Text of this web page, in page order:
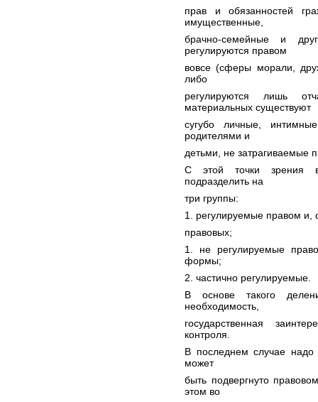
прав и обязанностей
имущественные,
брачно-семейные и
регулируются правом
вовсе (сферы морали,
либо
регулируются лишь
материальных существуют
сугубо личные,
родителями и
детьми, не затрагиваемые
С этой точки зрения
подразделить на
три группы:
1. регулируемые правом и,
правовых;
1. не регулируемые
формы;
2. частично регулируемые.
В основе такого
необходимость,
государственная
контроля.
В последнем случае
может
быть подвергнуто
этом во